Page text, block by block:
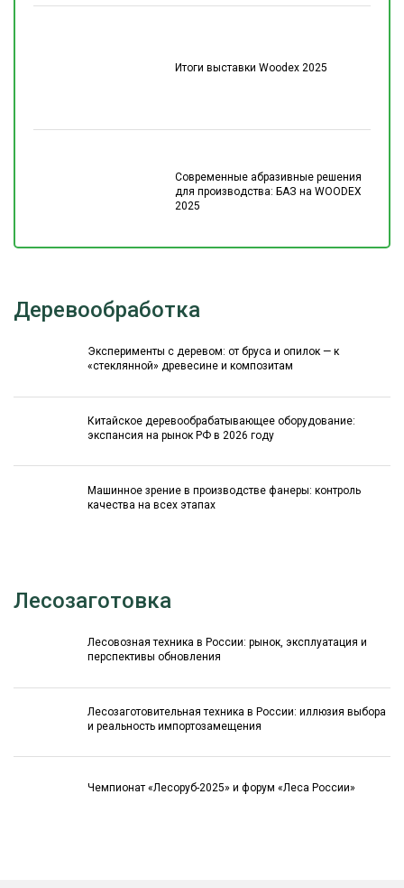
Итоги выставки Woodex 2025
Современные абразивные решения
для производства: БАЗ на WOODEX
2025
Деревообработка
Эксперименты с деревом: от бруса и опилок — к
«стеклянной» древесине и композитам
Китайское деревообрабатывающее оборудование:
экспансия на рынок РФ в 2026 году
Машинное зрение в производстве фанеры: контроль
качества на всех этапах
Лесозаготовка
Лесовозная техника в России: рынок, эксплуатация и
перспективы обновления
Лесозаготовительная техника в России: иллюзия выбора
и реальность импортозамещения
Чемпионат «Лесоруб-2025» и форум «Леса России»